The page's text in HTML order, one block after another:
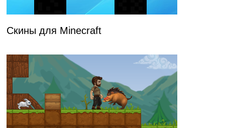
Скины для Minecraft